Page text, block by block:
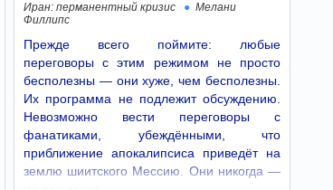
Иран: перманентный кризис
Мелани
Филлипс
Прежде всего поймите: любые
переговоры с этим режимом не просто
бесполезны — они хуже, чем бесполезны.
Их программа не подлежит обсуждению.
Невозможно вести переговоры с
фанатиками, убеждёнными, что
приближение апокалипсиса приведёт на
землю шиитского Мессию. Они никогда —